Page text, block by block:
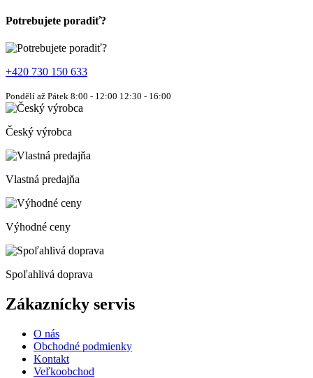
Potrebujete poradiť?
+420 730 150 633
Pondělí až Pátek 8:00 - 12:00 12:30 - 16:00
Český výrobca
Vlastná predajňa
Výhodné ceny
Spoľahlivá doprava
Zákaznícky servis
O nás
Obchodné podmienky
Kontakt
Veľkoobchod